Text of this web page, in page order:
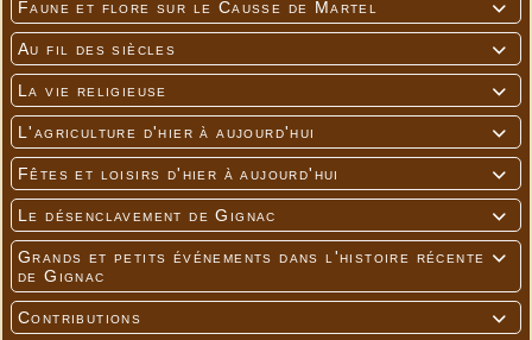

Faune et flore sur le Causse de Martel

Au fil des siècles

La vie religieuse

L'agriculture d'hier à aujourd'hui

Fêtes et loisirs d'hier à aujourd'hui

Le désenclavement de Gignac

Grands et petits événements dans l'histoire récente
de Gignac

Contributions